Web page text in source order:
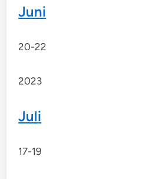
Juni
20-22
2023
Juli
17-19